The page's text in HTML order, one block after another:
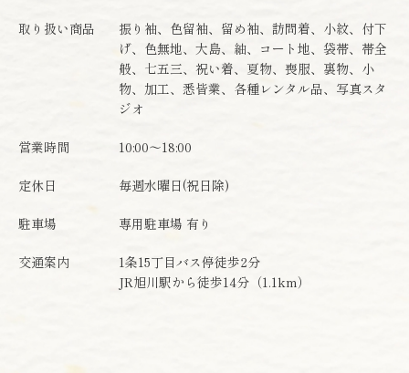
取り扱い商品
振り袖、色留袖、留め袖、訪問着、小紋、付下
げ、色無地、大島、紬、コート地、袋帯、帯全
般、七五三、祝い着、夏物、喪服、裏物、小
物、加工、悉皆業、各種レンタル品、写真スタ
ジオ
営業時間 10:00～18:00
定休日 毎週水曜日(祝日除)
駐車場 専用駐車場 有り
交通案内
1条15丁目バス停徒歩2分
JR旭川駅から徒歩14分（1.1km）